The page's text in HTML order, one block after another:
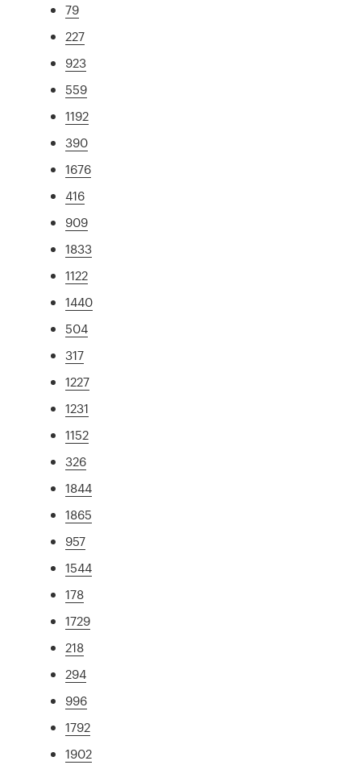
79
227
923
559
1192
390
1676
416
909
1833
1122
1440
504
317
1227
1231
1152
326
1844
1865
957
1544
178
1729
218
294
996
1792
1902